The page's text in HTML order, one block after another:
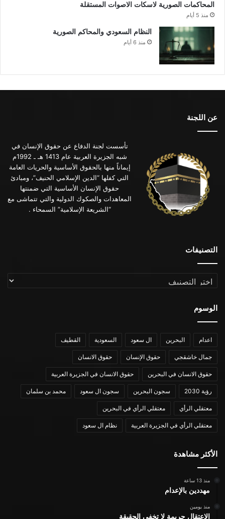
المحاكمات الصورية لاسكات الاصوات المستقلة
منذ 5 أيام
النظام السعودي والمحاكم الصورية
منذ 6 أيام
عن اللجنة
تأسست لجنة الدفاع عن حقوق الإنسان في
شبه الجزيرة العربية عام 1413 هـ ـ 1992م
إيماناً منها بالحقوق الأساسية والحريات العامة
التي كفلها “الدين الإسلامي الحنيف”، ومبادئ
حقوق الإنسان الأساسية التي ضمنتها
المعاهدات والصكوك الدولية والتي تتماشى مع
“الشريعة الإسلامية” السمحاء .
التصنيفات
التصنيفات
الوسوم
اعدام البحرين ال سعود السعودية القطيف
جمال خاشقجي حقوق الإنسان حقوق الانسان
حقوق الانسان في البحرين حقوق الانسان في الجزيرة العربية
رؤية 2030 سجون البحرين سجون ال سعود محمد بن سلمان
معتقلي الرأي معتقلي الرأي في البحرين
معتقلي الرأي في الجزيرة العربية نظام ال سعود
الأكثر مشاهدة
منذ 13 ساعة
مهددين بالإعدام
منذ يومين
الاعتقال جريمة لا تخفي الحقيقة